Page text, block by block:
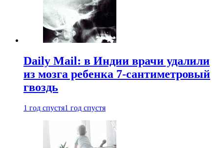
Daily Mail: в Индии врачи удалили
из мозга ребенка 7-сантиметровый
гвоздь
1 год спустя1 год спустя